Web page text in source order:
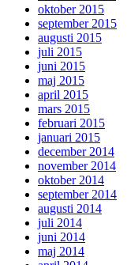
oktober 2015
september 2015
augusti 2015
juli 2015
juni 2015
maj 2015
april 2015
mars 2015
februari 2015
januari 2015
december 2014
november 2014
oktober 2014
september 2014
augusti 2014
juli 2014
juni 2014
maj 2014